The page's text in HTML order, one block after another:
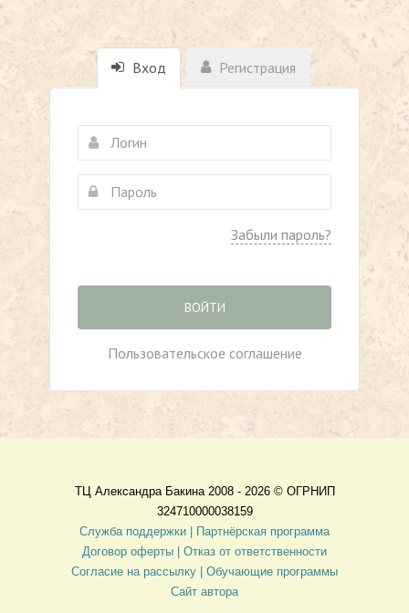
Вход Регистрация
Забыли пароль?
ВОЙТИ
Пользовательское соглашение
ТЦ Александра Бакина 2008 - 2026 © ОГРНИП
324710000038159
Служба поддержки |
Партнёрская программа
Договор оферты
| Отказ от ответственности
Согласие на рассылку | Обучающие программы
Сайт автора